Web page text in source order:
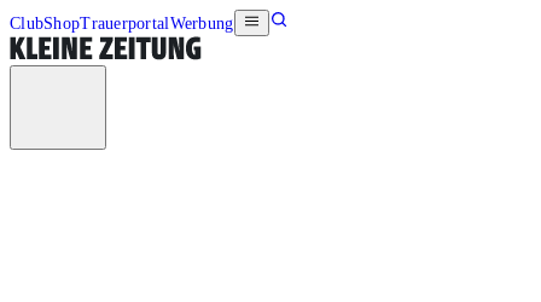
ClubShopTrauerportalWerbung